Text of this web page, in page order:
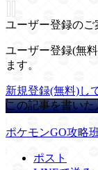
ユーザー登録のご
ユーザー登録(無
ます。
新規登録(無料)し
この記事を書いた
ポケモンGO攻略
ポスト